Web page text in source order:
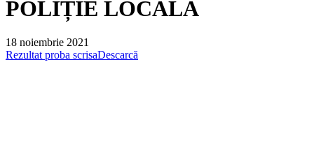
POLIȚIE LOCALĂ
18 noiembrie 2021
Rezultat proba scrisaDescarcă